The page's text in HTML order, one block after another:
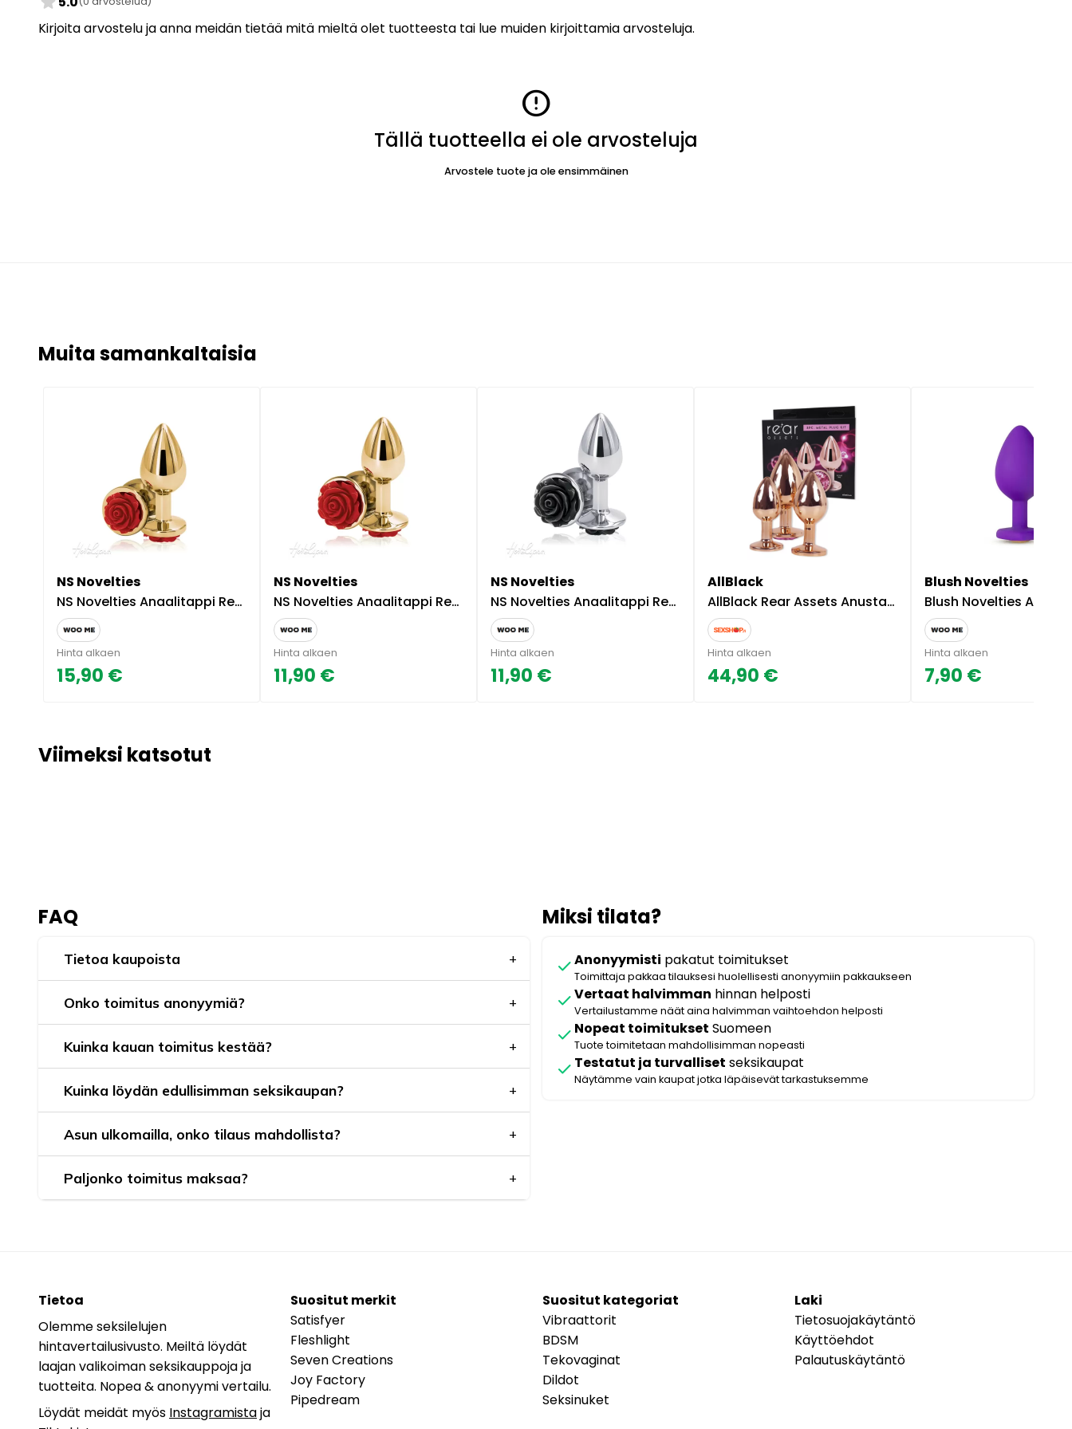
Kirjoita arvostelu ja anna meidän tietää mitä mieltä olet tuotteesta tai lue muiden kirjoittamia arvosteluja.
error
Tällä tuotteella ei ole arvosteluja
Arvostele tuote ja ole ensimmäinen
Muita samankaltaisia
NS Novelties
NS Novelties Anaalitappi Rear Assets Medium Punainen
Hinta alkaen
15,90 €
NS Novelties
NS Novelties Anaalitappi Rear Assets Pieni Punainen
Hinta alkaen
11,90 €
NS Novelties
NS Novelties Anaalitappi Rear Assets Pieni Musta
Hinta alkaen
11,90 €
AllBlack
AllBlack Rear Assets Anustapit
Hinta alkaen
44,90 €
Blush Novelties
Blush Novelties Anustappi Temptasia
Hinta alkaen
7,90 €
Viimeksi katsotut
FAQ
Tietoa kaupoista
Onko toimitus anonyymiä?
Kuinka kauan toimitus kestää?
Kuinka löydän edullisimman seksikaupan?
Asun ulkomailla, onko tilaus mahdollista?
Paljonko toimitus maksaa?
Miksi tilata?
checkAnonyymisti pakatut toimitukset
Toimittaja pakkaa tilauksesi huolellisesti anonyymiin pakkaukseen
checkVertaat halvimman hinnan helposti
Vertailustamme näät aina halvimman vaihtoehdon helposti
check Nopeat toimitukset Suomeen
Tuote toimitetaan mahdollisimman nopeasti
check Testatut ja turvalliset seksikaupat
Näytämme vain kaupat jotka läpäisevät tarkastuksemme
Tietoa
Olemme seksilelujen
hintavertailusivusto. Meiltä löydät
laajan valikoiman seksikauppoja ja
tuotteita. Nopea & anonyymi vertailu.
Löydät meidät myös Instagramistaja
Suositut merkit
Satisfyer
Fleshlight
Seven Creations
Joy Factory
Pipedream
Suositut kategoriat
Vibraattorit
BDSM
Tekovaginat
Dildot
Seksinuket
Laki
Tietosuojakäytäntö
Käyttöehdot
Palautuskäytäntö